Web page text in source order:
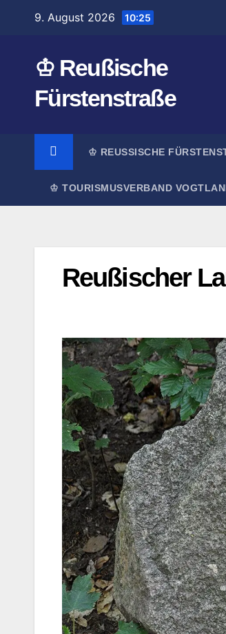
9. August 2026 10:25
♔ Reußische
Fürstenstraße
♔ REUSSISCHE
♔ TOURISMUSVERBAND
Reußischer